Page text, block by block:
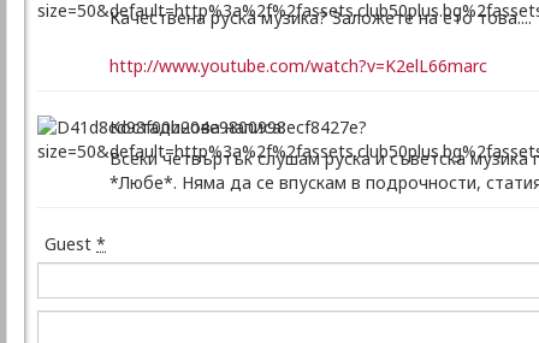
Качествена руска музика? Заложете на ето това....
http://www.youtube.com/watch?v=K2elL66marc
Костадинова написа:
Всеки четвъртък слушам руска и съветска
*Любе*. Няма да се впускам в подрочности,
Guest *